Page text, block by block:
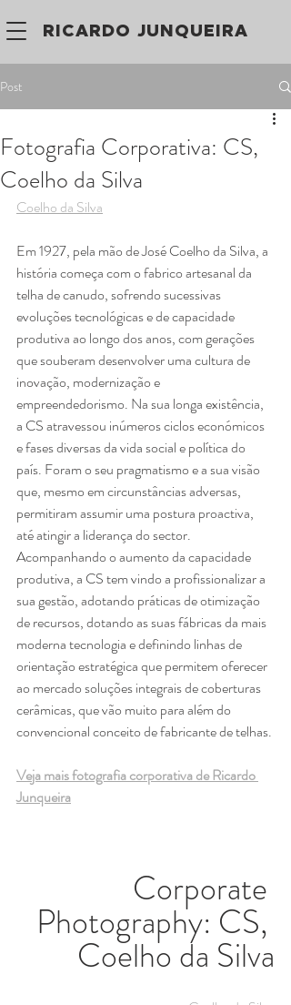
RICARDO JUNQUEIRA
Post
Fotografia Corporativa: CS,
Coelho da Silva
Coelho da Silva
Em 1927, pela mão de José Coelho da Silva, a
história começa com o fabrico artesanal da
telha de canudo, sofrendo sucessivas
evoluções tecnológicas e de capacidade
produtiva ao longo dos anos, com gerações
que souberam desenvolver uma cultura de
inovação, modernização e
empreendedorismo. Na sua longa existência,
a CS atravessou inúmeros ciclos económicos
e fases diversas da vida social e política do
país. Foram o seu pragmatismo e a sua visão
que, mesmo em circunstâncias adversas,
permitiram assumir uma postura proactiva,
até atingir a liderança do sector.
Acompanhando o aumento da capacidade
produtiva, a CS tem vindo a profissionalizar a
sua gestão, adotando práticas de otimização
de recursos, dotando as suas fábricas da mais
moderna tecnologia e definindo linhas de
orientação estratégica que permitem oferecer
ao mercado soluções integrais de coberturas
cerâmicas, que vão muito para além do
convencional conceito de fabricante de telhas.
Veja mais fotografia corporativa de Ricardo
Junqueira
Corporate
Photography: CS,
Coelho da Silva